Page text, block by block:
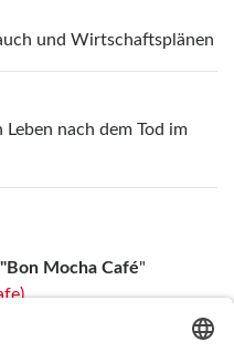
und Wirtschaftsplänen
Leben nach dem Tod im
"Bon Mocha Café"